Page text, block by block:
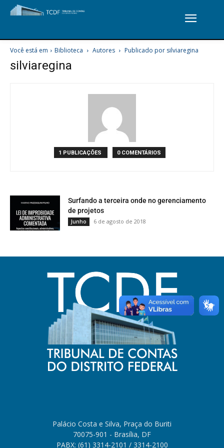
Você está em Biblioteca Autores Publicado por silviaregina
silviaregina
1 PUBLICAÇÕES 0 COMENTÁRIOS
Surfando a terceira onde no gerenciamento
de projetos
Junho 6 de agosto de 2018
Palácio Costa e Silva, Praça do Buriti
70075-901 - Brasília, DF
PABX: (61) 3314-2101 / 3314-2100